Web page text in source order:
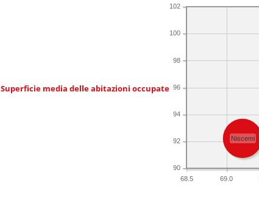
Superficie media delle abitazioni occupate
68.5 69.0
90
92
94
96
98
100
102
Niscemi